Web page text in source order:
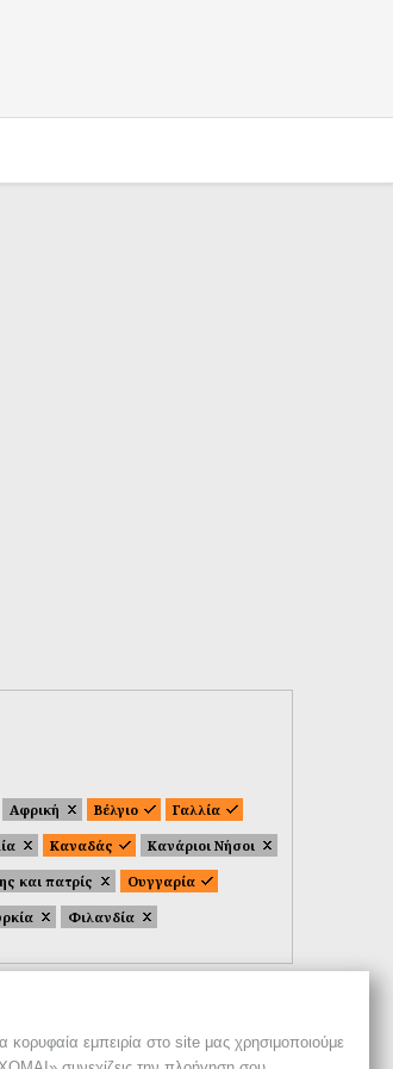
κορυφαία εμπειρία στο site μας χρησιμοποιούμε
Αφρική Βέλγιο
Γαλλία
Καναδάς
Κανάριοι Νήσοι
και πατρίς
Ουγγαρία
Φιλανδία